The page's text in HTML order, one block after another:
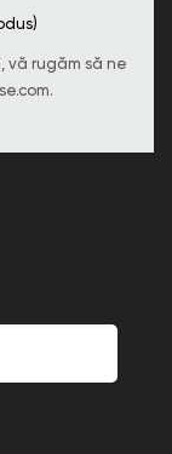
vă rugăm să ne
.